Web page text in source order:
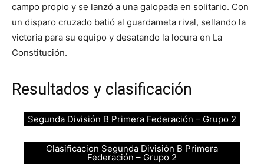
campo propio y se lanzó a una galopada en solitario. Con
un disparo cruzado batió al guardameta rival, sellando la
victoria para su equipo y desatando la locura en La
Constitución.
Resultados y clasificación
Segunda División B Primera Federación – Grupo 2
Clasificacion Segunda División B Primera
Federación – Grupo 2